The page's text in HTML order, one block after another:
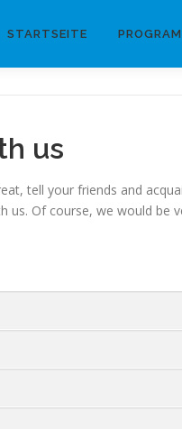
STARTSEITE
us
tell your friends and
us. Of course, we would be